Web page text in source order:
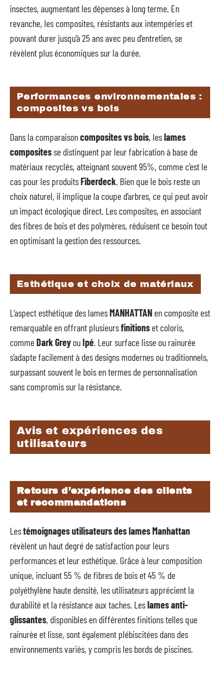
insectes, augmentant les dépenses à long terme. En
revanche, les composites, résistants aux intempéries et
pouvant durer jusqu’à 25 ans avec peu d’entretien, se
révèlent plus économiques sur la durée.
Performances environnementales :
composites vs bois
Dans la comparaisoncomposites vs bois, leslames
compositesse distinguent par leur fabrication à base de
matériaux recyclés, atteignant souvent 95%, comme c’est le
cas pour les produitsFiberdeck . Bien que le bois reste un
choix naturel, il implique la coupe d’arbres, ce qui peut avoir
un impact écologique direct. Les composites, en associant
des fibres de bois et des polymères, réduisent ce besoin tout
en optimisant la gestion des ressources.
Esthétique et choix de matériaux
L’aspect esthétique des lamesMANHATTAN en composite est
remarquable en offrant plusieursfinitions et coloris,
commeDark GreyouIpé . Leur surface lisse ou rainurée
s’adapte facilement à des designs modernes ou traditionnels,
surpassant souvent le bois en termes de personnalisation
sans compromis sur la résistance.
Avis et expériences des
utilisateurs
Retours d’expérience des clients
et recommandations
Lestémoignages utilisateurs des lames Manhattan
révèlent un haut degré de satisfaction pour leurs
performances et leur esthétique. Grâce à leur composition
unique, incluant 55 % de fibres de bois et 45 % de
polyéthylène haute densité, les utilisateurs apprécient la
durabilité et la résistance aux taches. Leslames anti-
glissantes, disponibles en différentes finitions telles que
rainurée et lisse, sont également plébiscitées dans des
environnements variés, y compris les bords de piscines.